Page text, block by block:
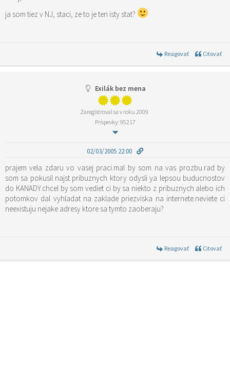
ja som tiez v NJ, staci, ze to je ten isty stat?
Reagovať Citovať
Exilák bez mena
Zaregistroval sa v roku 2009
Príspevky: 95217
02/03/2005 22:00
prajem vela zdaru vo vasej praci.mal by som na vas prozbu.rad by
som sa pokusil najst pribuznych ktory odysli ya lepsou buducnostov
do KANADY.chcel by som vediet ci by sa niekto z pribuznych alebo ich
potomkov dal vyhladat na zaklade priezviska na internete.neviete ci
neexistuju nejake adresy ktore sa tymto zaoberaju?
Reagovať Citovať